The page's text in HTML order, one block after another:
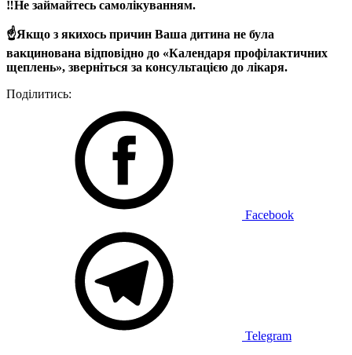
‼️Не займайтесь самолікуванням.
☝️Якщо з якихось причин Ваша дитина не була
вакцинована відповідно до «Календаря профілактичних
щеплень», зверніться за консультацією до лікаря.
Поділитись:
Facebook
Telegram